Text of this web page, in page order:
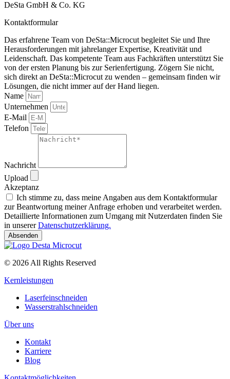
DeSta GmbH & Co. KG
Kontaktformular
Das erfahrene Team von DeSta::Microcut begleitet Sie und Ihre
Herausforderungen mit jahrelanger Expertise, Kreativität und
Leidenschaft. Das kompetente Team aus Fachkräften unterstützt Sie
von der ersten Planung bis zur Serienfertigung. Zögern Sie nicht,
sich direkt an DeSta::Microcut zu wenden – gemeinsam finden wir
Lösungen, die nicht immer auf der Hand liegen.
Name
Unternehmen
E-Mail
Telefon
Nachricht
Upload
Akzeptanz
Ich stimme zu, dass meine Angaben aus dem Kontaktformular
zur Beantwortung meiner Anfrage erhoben und verarbeitet werden.
Detaillierte Informationen zum Umgang mit Nutzerdaten finden Sie
in unsererDatenschutzerklärung.
Absenden
© 2026 All Rights Reserved
Kernleistungen
Laserfeinschneiden
Wasserstrahlschneiden
Über uns
Kontakt
Karriere
Blog